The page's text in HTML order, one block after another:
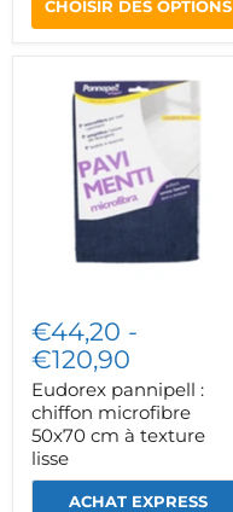
CHOISIR DES OPTIONS
Eudorex
pannipell
chiffon
microfibre
texture
€44,20 -
€120,90
Eudorex pannipell :
chiffon microfibre
50x70 cm à texture
lisse
ACHAT EXPRESS